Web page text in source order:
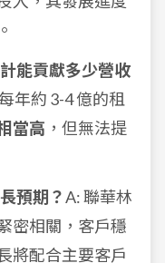
能貢獻多少營收
年約 3-4 億的租
當高 ，但無法提
預期？A: 聯華林
密相關，客戶穩
將配合主要客戶